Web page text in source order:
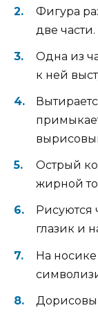
Фигура
две части.
Одна из
к ней
Острый
жирной
Рисуются
глазик и
На носике